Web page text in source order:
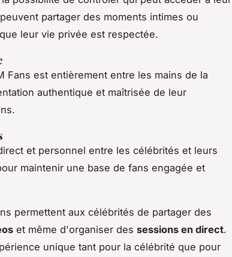
partager des moments intimes ou
leur vie privée est respectée.
Fans est entièrement entre les mains de la
authentique et maîtrisée de leur
et personnel entre les célébrités et leurs
maintenir une base de fans engagée et
permettent aux célébrités de partager des
et même d'organiser des sessions en direct.
unique tant pour la célébrité que pour